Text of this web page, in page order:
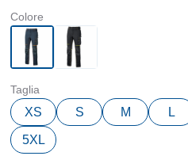
Colore
Taglia
XS S M L
5XL